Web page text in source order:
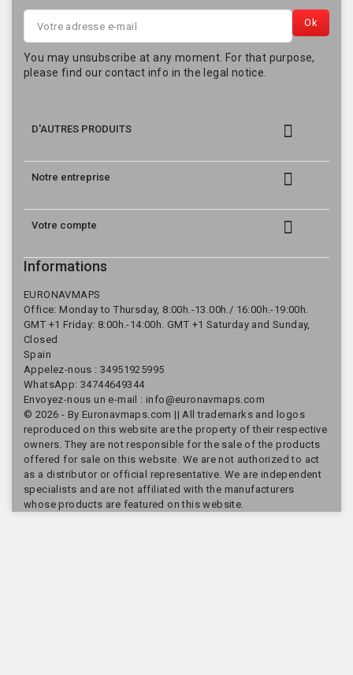
You may unsubscribe at any moment. For that purpose,
please find our contact info in the legal notice.
D'AUTRES PRODUITS 
Notre entreprise 
Votre compte 
Informations
EURONAVMAPS
Office: Monday to Thursday, 8:00h.-13.00h./ 16:00h.-19:00h.
GMT +1 Friday: 8:00h.-14:00h. GMT +1 Saturday and Sunday,
Closed
Spain
Appelez-nous :34951925995
WhatsApp: 34744649344
Envoyez-nous un e-mail : info@euronavmaps.com
© 2026 - By Euronavmaps.com || All trademarks and logos
reproduced on this website are the property of their respective
owners. They are not responsible for the sale of the products
offered for sale on this website. We are not authorized to act
as a distributor or official representative. We are independent
specialists and are not affiliated with the manufacturers
whose products are featured on this website.